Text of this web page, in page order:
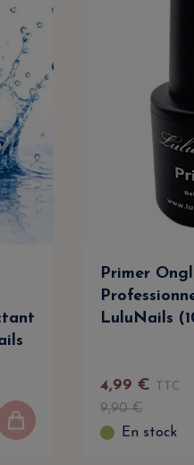
Primer
LuluNails
4,99 € TTC
9,90€
En stock